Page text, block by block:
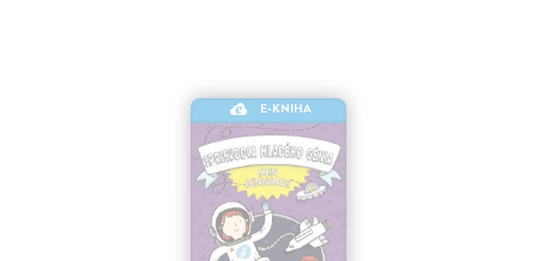
E-KNIHA